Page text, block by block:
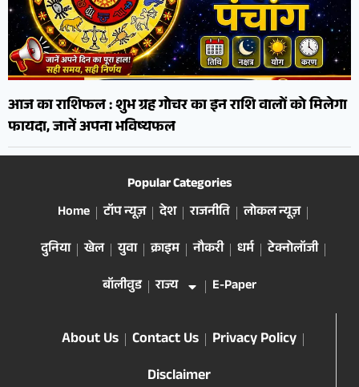
आज का राशिफल : शुभ ग्रह गोचर का इन राशि वालों को मिलेगा
फायदा, जानें अपना भविष्यफल
Popular Categories
Home
टॉप न्यूज़ देश राजनीति
लोकल न्यूज़
दुनिया
खेल युवा क्राइम नौकरी धर्म
टेक्नोलॉजी
बॉलीवुड
राज्य E-Paper
About Us Contact Us
Privacy Policy
Disclaimer